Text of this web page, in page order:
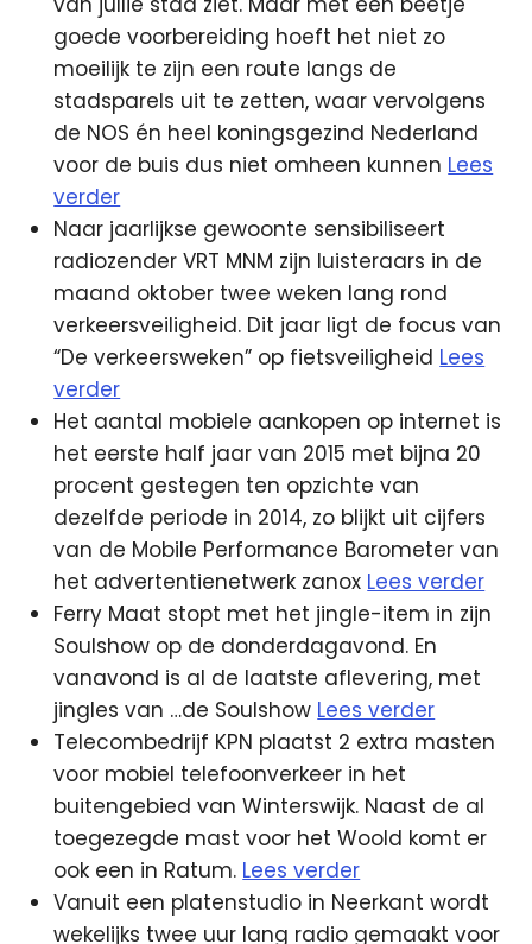
goede voorbereiding hoeft het niet zo
moeilijk te zijn een route langs de
stadsparels uit te zetten, waar vervolgens
de NOS én heel koningsgezind Nederland
voor de buis dus niet omheen kunnen Lees
verder
Naar jaarlijkse gewoonte sensibiliseert
radiozender VRT MNM zijn luisteraars in de
maand oktober twee weken lang rond
verkeersveiligheid. Dit jaar ligt de focus van
“De verkeersweken” op fietsveiligheid Lees
verder
Het aantal mobiele aankopen op internet is
het eerste half jaar van 2015 met bijna 20
procent gestegen ten opzichte van
dezelfde periode in 2014, zo blijkt uit cijfers
van de Mobile Performance Barometer van
het advertentienetwerk zanox Lees verder
Ferry Maat stopt met het jingle-item in zijn
Soulshow op de donderdagavond. En
vanavond is al de laatste aflevering, met
jingles van …de Soulshow Lees verder
Telecombedrijf KPN plaatst 2 extra masten
voor mobiel telefoonverkeer in het
buitengebied van Winterswijk. Naast de al
toegezegde mast voor het Woold komt er
ook een in Ratum. Lees verder
Vanuit een platenstudio in Neerkant wordt
wekelijks twee uur lang radio gemaakt voor